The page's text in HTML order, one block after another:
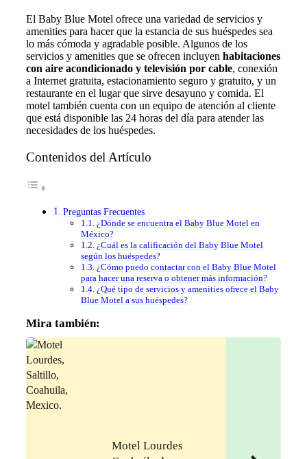
El Baby Blue Motel ofrece una variedad de servicios y
amenities para hacer que la estancia de sus huéspedes sea
lo más cómoda y agradable posible. Algunos de los
servicios y amenities que se ofrecen incluyen habitaciones
con aire acondicionado y televisión por cable, conexión
a Internet gratuita, estacionamiento seguro y gratuito, y un
restaurante en el lugar que sirve desayuno y comida. El
motel también cuenta con un equipo de atención al cliente
que está disponible las 24 horas del día para atender las
necesidades de los huéspedes.
Contenidos del Artículo
Preguntas Frecuentes
¿Dónde se encuentra el Baby Blue Motel en
México?
¿Cuál es la calificación del Baby Blue Motel
según los huéspedes?
¿Cómo puedo contactar con el Baby Blue Motel
para hacer una reserva o obtener más información?
¿Qué tipo de servicios y amenities ofrece el Baby
Blue Motel a sus huéspedes?
Mira también:
Motel Lourdes